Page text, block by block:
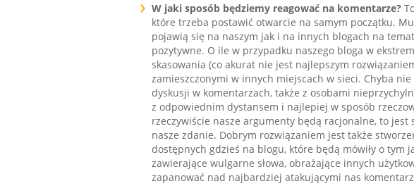
W jaki sposób będziemy reagować na komentarze?
które trzeba postawić otwarcie na samym początku.
pojawią się na naszym jak i na innych blogach na
pozytywne. O ile w przypadku naszego bloga w
skasowania (co akurat nie jest najlepszym
zamieszczonymi w innych miejscach w sieci. Chyba
dyskusji w komentarzach, także z osobami
z odpowiednim dystansem i najlepiej w sposób
rzeczywiście nasze argumenty będą racjonalne, to
nasze zdanie. Dobrym rozwiązaniem jest także
dostępnych gdzieś na blogu, które będą mówiły o tym
zawierające wulgarne słowa, obrażające innych
zapanować nad najbardziej atakującymi nas